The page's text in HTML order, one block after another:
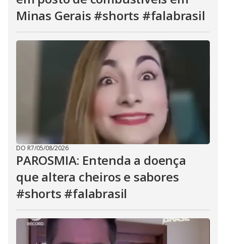
Minas Gerais #shorts #falabrasil
DO R7/05/08/2026
PAROSMIA: Entenda a doença
que altera cheiros e sabores
#shorts #falabrasil